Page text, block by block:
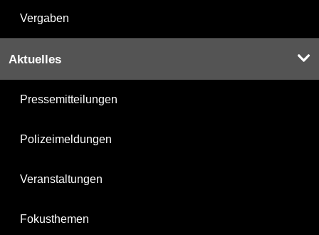
Vergaben
Aktuelles
Pressemitteilungen
Polizeimeldungen
Veranstaltungen
Fokusthemen